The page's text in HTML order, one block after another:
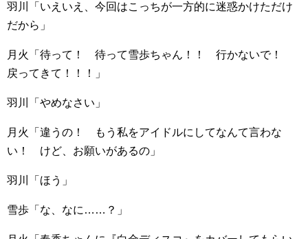
羽川「いえいえ、今回はこっちが一方的に迷惑かけただけ
だから」
月火「待って！ 待って雪歩ちゃん！！ 行かないで！
戻ってきて！！！」
羽川「やめなさい」
月火「違うの！ もう私をアイドルにしてなんて言わな
い！ けど、お願いがあるの」
羽川「ほう」
雪歩「な、なに……？」